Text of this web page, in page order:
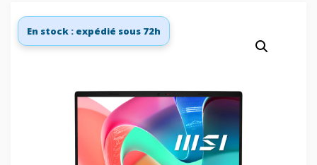
En stock : expédié sous 72h